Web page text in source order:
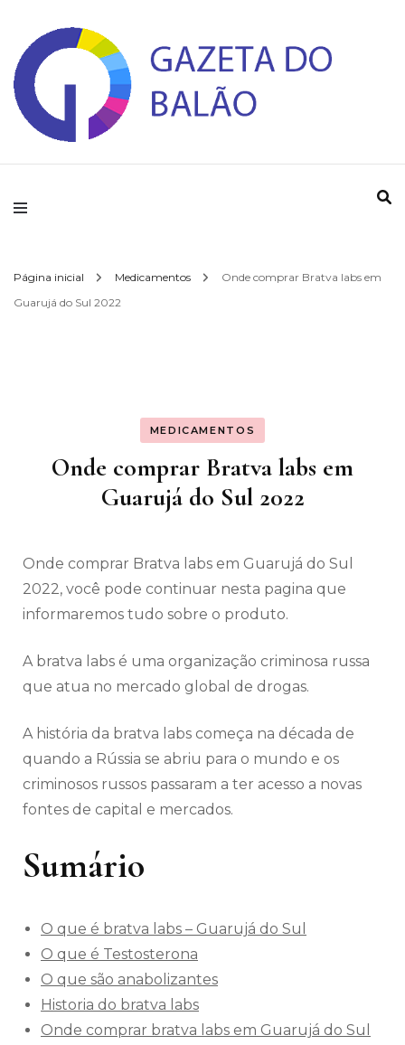
Gazeta do Balao
Página inicial Medicamentos
Onde comprar Bratva labs em
Guarujá do Sul 2022
MEDICAMENTOS
Onde comprar Bratva labs em
Guarujá do Sul 2022
Onde comprar Bratva labs em Guarujá do Sul
2022, você pode continuar nesta pagina que
informaremos tudo sobre o produto.
A bratva labs é uma organização criminosa russa
que atua no mercado global de drogas.
A história da bratva labs começa na década de
quando a Rússia se abriu para o mundo e os
criminosos russos passaram a ter acesso a novas
fontes de capital e mercados.
Sumário
O que é bratva labs – Guarujá do Sul
O que é Testosterona
O que são anabolizantes
Historia do bratva labs
Onde comprar bratva labs em Guarujá do Sul